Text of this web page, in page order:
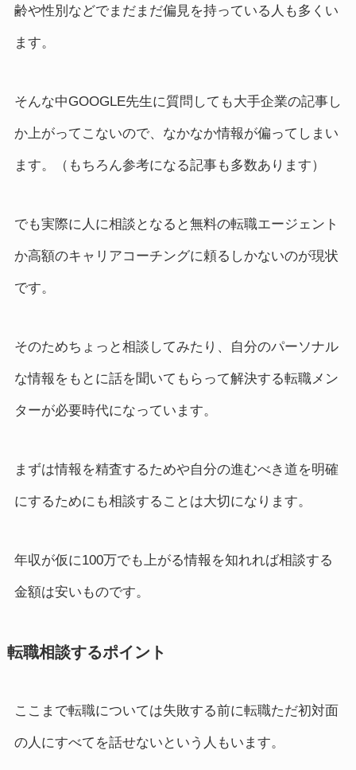
齢や性別などでまだまだ偏見を持っている人も多くい
ます。
そんな中GOOGLE先生に質問しても大手企業の記事し
か上がってこないので、なかなか情報が偏ってしまい
ます。（もちろん参考になる記事も多数あります）
でも実際に人に相談となると無料の転職エージェント
か高額のキャリアコーチングに頼るしかないのが現状
です。
そのためちょっと相談してみたり、自分のパーソナル
な情報をもとに話を聞いてもらって解決する転職メン
ターが必要時代になっています。
まずは情報を精査するためや自分の進むべき道を明確
にするためにも相談することは大切になります。
年収が仮に100万でも上がる情報を知れれば相談する
金額は安いものです。
転職相談するポイント
ここまで転職については失敗する前に転職ただ初対面
の人にすべてを話せないという人もいます。